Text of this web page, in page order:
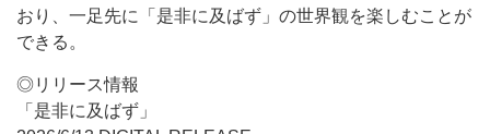
おり、一足先に「是非に及ばず」の世界観を楽しむことが
できる。
◎リリース情報
「是非に及ばず」